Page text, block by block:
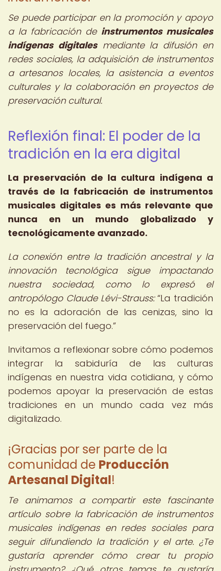
Se puede participar en la promoción y apoyo
a la fabricación de instrumentos musicales
indígenas digitalesmediante la difusión en
redes sociales, la adquisición de instrumentos
a artesanos locales, la asistencia a eventos
culturales y la colaboración en proyectos de
preservación cultural.
Reflexión final: El poder de la
tradición en la era digital
La preservación de la cultura indígena a
través de la fabricación de instrumentos
musicales digitales es más relevante que
nunca en un mundo globalizado y
tecnológicamente avanzado.
La conexión entre la tradición ancestral y la
innovación tecnológica sigue impactando
nuestra sociedad, como lo expresó el
antropólogo Claude Lévi-Strauss: La tradición
no es la adoración de las cenizas, sino la
preservación del fuego.
Invitamos a reflexionar sobre cómo podemos
integrar la sabiduría de las culturas
indígenas en nuestra vida cotidiana, y cómo
podemos apoyar la preservación de estas
tradiciones en un mundo cada vez más
digitalizado.
¡Gracias por ser parte de la
comunidad de Producción
Artesanal Digital!
Te animamos a compartir este fascinante
artículo sobre la fabricación de instrumentos
musicales indígenas en redes sociales para
seguir difundiendo la tradición y el arte. ¿Te
gustaría aprender cómo crear tu propio